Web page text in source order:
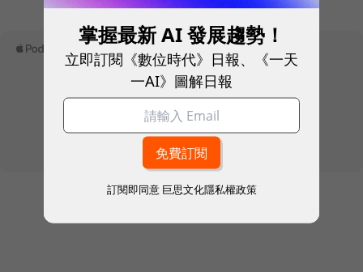
掌握最新 AI 發展趨勢！
立即訂閱《數位時代》日報、《一天
一AI》圖解日報
訂閱即同意 巨思文化隱私權政策